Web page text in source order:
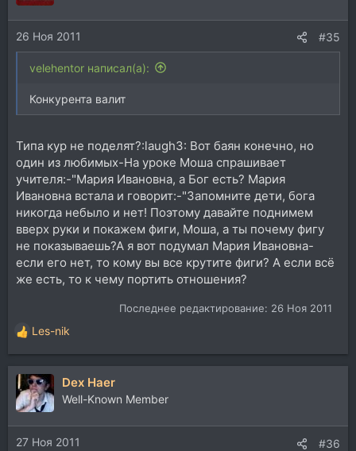
26 Ноя 2011 #35
velehentor написал(а):
Конкурента валит
Типа кур не поделят?:laugh3: Вот баян конечно, но
один из любимых-На уроке Моша спрашивает
учителя:-"Мария Ивановна, а Бог есть? Мария
Ивановна встала и говорит:-"Запомните дети, бога
никогда небыло и нет! Поэтому давайте поднимем
вверх руки и покажем фиги, Моша, а ты почему фигу
не показываешь?А я вот подумал Мария Ивановна-
если его нет, то кому вы все крутите фиги? А если всё
же есть, то к чему портить отношения?
Последнее редактирование: 26 Ноя 2011
Р
е
а
к
ц
и
и
:
Les-nik
Dex Haer
Well-Known Member
27 Ноя 2011 #36